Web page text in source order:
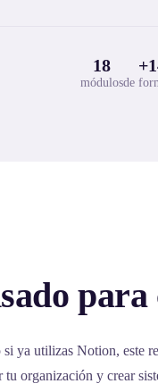
18
módulosde
ya utilizas Notion, este
organización y crear